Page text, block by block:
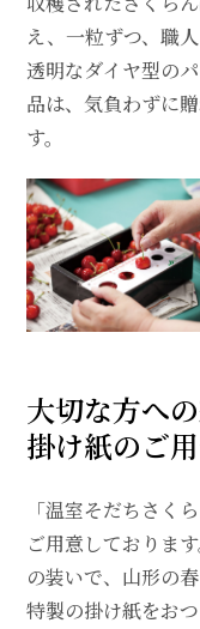
え、一粒ずつ、職
透明なダイヤ型の
品は、気負わずに
す。
大切な方への
掛け紙のご
「温室そだちさく
ご用意しておりま
の装いで、山形の
特製の掛け紙をお